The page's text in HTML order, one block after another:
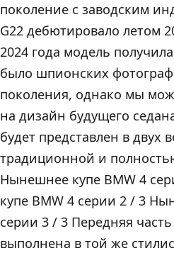
поколение с заводским
G22 дебютировало летом
2024 года модель
было шпионских
поколения, однако мы
на дизайн будущего
будет представлен в двух
традиционной и
Нынешнее купе BMW 4
купе BMW 4 серии 2 / 3
серии 3 / 3 Передняя
выполнена в той же